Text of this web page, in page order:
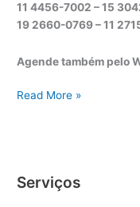
11 4456-7002 – 15
19 2660-0769 –11
Agende também pelo
A
t
Read More »
Serviços